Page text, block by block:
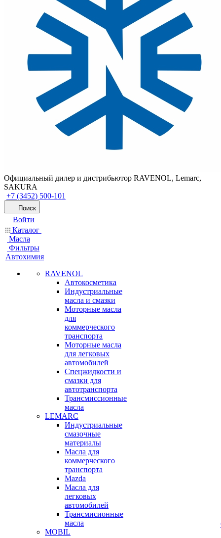
Официальный дилер и дистрибьютор RAVENOL, Lemarc,
SAKURA
+7 (3452) 500-101
Поиск
Войти
Каталог
Масла
Фильтры
Автохимия
RAVENOL
Автокосметика
Индустриальные
масла и смазки
Моторные масла
для
коммерческого
транспорта
Моторные масла
для легковых
автомобилей
Спецжидкости и
смазки для
автотранспорта
Трансмиссионные
масла
LEMARC
Индустриальные
смазочные
материалы
Масла для
коммерческого
транспорта
Mazda
Масла для
легковых
автомобилей
Трансмисионные
масла
MOBIL